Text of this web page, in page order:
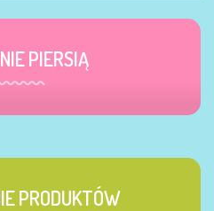
PIERSIĄ
PRODUKTÓW